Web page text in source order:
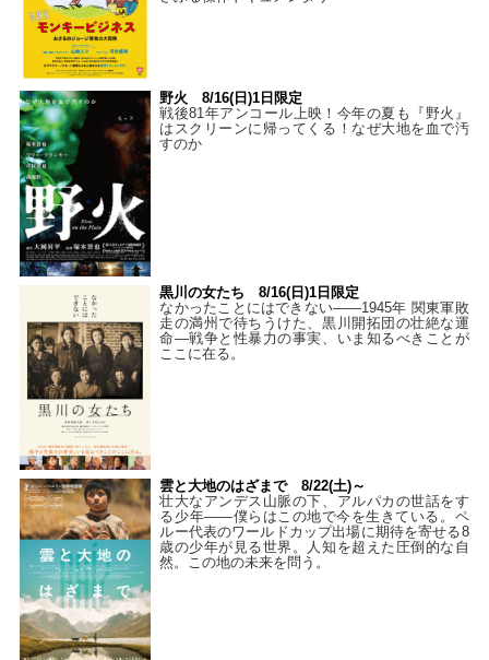
野火 8/16(日)1日限定
戦後81年アンコール上映！今年の夏も『野火』
はスクリーンに帰ってくる！なぜ大地を血で汚
すのか
黒川の女たち 8/16(日)1日限定
なかったことにはできない——1945年 関東軍敗
走の満州で待ちうけた、黒川開拓団の壮絶な運
命―戦争と性暴力の事実、いま知るべきことが
ここに在る。
雲と大地のはざまで 8/22(土)～
壮大なアンデス山脈の下、アルパカの世話をす
る少年――僕らはこの地で今を生きている。ペ
ルー代表のワールドカップ出場に期待を寄せる8
歳の少年が見る世界。人知を超えた圧倒的な自
然。この地の未来を問う。